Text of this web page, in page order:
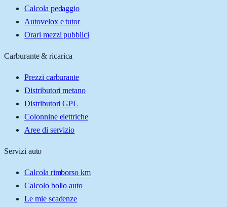
Calcola pedaggio
Autovelox e tutor
Orari mezzi pubblici
Carburante & ricarica
Prezzi carburante
Distributori metano
Distributori GPL
Colonnine elettriche
Aree di servizio
Servizi auto
Calcola rimborso km
Calcolo bollo auto
Le mie scadenze